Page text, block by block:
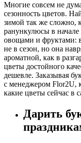
Многие совсем не
сезонность цветов.
зимой так же сложно,
ранункулюсы в начале
овощами и фруктами:
не в сезон, но она
ароматной, как в
цветы достойного
дешевле. Заказывая
с менеджером Flor2U,
какие цветы сейчас в
Дарить